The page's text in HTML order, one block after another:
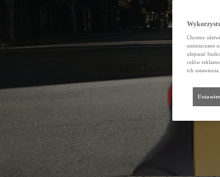
Chcemy
umieszczane
ulepszać
celów
ich